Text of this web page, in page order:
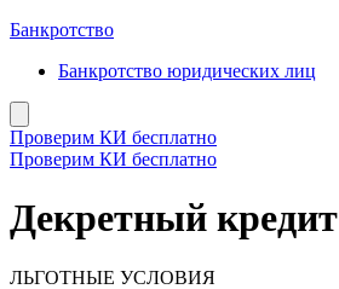
Банкротство
Банкротство юридических лиц
Проверим КИ бесплатно
Проверим КИ бесплатно
Декретный кредит
ЛЬГОТНЫЕ УСЛОВИЯ